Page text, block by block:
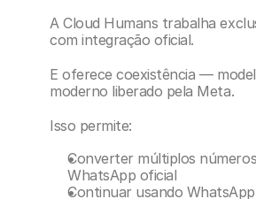
A Cloud Humans trabalha
com integração oficial.
E oferece coexistência —
moderno liberado pela Meta.
Isso permite:
Converter múltiplos
WhatsApp oficial
Continuar usando